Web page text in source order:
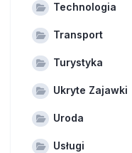
Technologia
Transport
Turystyka
Ukryte Zajawki
Uroda
Usługi